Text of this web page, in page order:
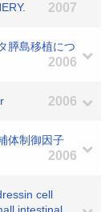
2007
膵島移植につ
2006
2006
体制御因子
2006
cell